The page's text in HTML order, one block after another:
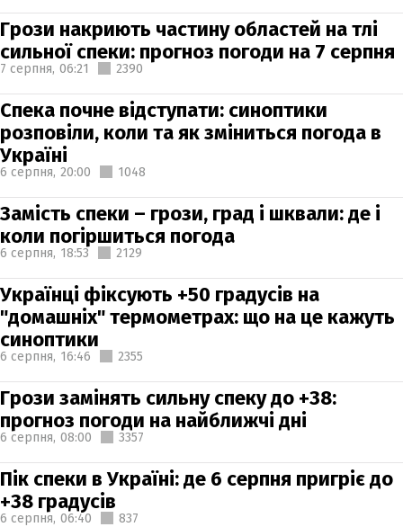
Грози накриють частину областей на тлі
сильної спеки: прогноз погоди на 7 серпня
7 серпня, 06:21 2390
Спека почне відступати: синоптики
розповіли, коли та як зміниться погода в
Україні
6 серпня, 20:00 1048
Замість спеки – грози, град і шквали: де і
коли погіршиться погода
6 серпня, 18:53 2129
Українці фіксують +50 градусів на
"домашніх" термометрах: що на це кажуть
синоптики
6 серпня, 16:46 2355
Грози замінять сильну спеку до +38:
прогноз погоди на найближчі дні
6 серпня, 08:00 3357
Пік спеки в Україні: де 6 серпня пригріє до
+38 градусів
6 серпня, 06:40 837